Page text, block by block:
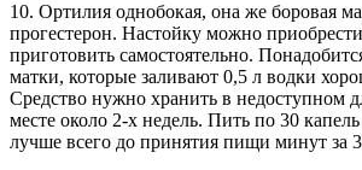
10. Ортилия однобокая, она же боровая
прогестерон. Настойку можно
приготовить самостоятельно.
матки, которые заливают 0,5 л водки
Средство нужно хранить в недоступном
месте около 2-х недель. Пить по 30 капель
лучше всего до принятия пищи минут за